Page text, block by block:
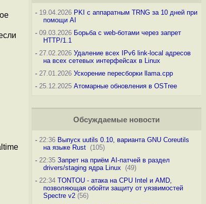
-19.04.2026 PKI с аппаратным TRNG за 10 дней при
помощи AI
-09.03.2026 Борьба с web-ботами через запрет
HTTP/1.1
-27.02.2026 Удаление всех IPv6 link-local адресов
на всех сетевых интерфейсах в Linux
-27.01.2026 Ускорение пересборки llama.cpp
-25.12.2025 Атомарные обновления в OSTree
Обсуждаемые новости
-22:36 Выпуск uutils 0.10, варианта GNU Coreutils
на языке Rust (105)
-22:35 Запрет на приём AI-патчей в раздел
drivers/staging ядра Linux
(49)
-22:34 TONTOU - атака на CPU Intel и AMD,
позволяющая обойти защиту от уязвимостей
Spectre v2(56)